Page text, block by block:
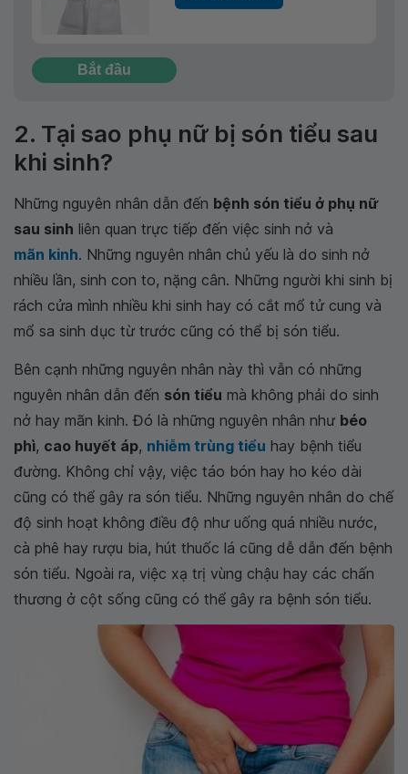
Bắt đầu
2. Tại sao phụ nữ bị són tiểu sau
khi sinh?
Những nguyên nhân dẫn đến bệnh són tiểu ở phụ nữ
sau sinh liên quan trực tiếp đến việc sinh nở và
mãn kinh. Những nguyên nhân chủ yếu là do sinh nở
nhiều lần, sinh con to, nặng cân. Những người khi sinh bị
rách cửa mình nhiều khi sinh hay có cắt mổ tử cung và
mổ sa sinh dục từ trước cũng có thể bị són tiểu.
Bên cạnh những nguyên nhân này thì vẫn có những
nguyên nhân dẫn đến són tiểu mà không phải do sinh
nở hay mãn kinh. Đó là những nguyên nhân như béo
phì, cao huyết áp, nhiễm trùng tiểu hay bệnh tiểu
đường. Không chỉ vậy, việc táo bón hay ho kéo dài
cũng có thể gây ra són tiểu. Những nguyên nhân do chế
độ sinh hoạt không điều độ như uống quá nhiều nước,
cà phê hay rượu bia, hút thuốc lá cũng dễ dẫn đến bệnh
són tiểu. Ngoài ra, việc xạ trị vùng chậu hay các chấn
thương ở cột sống cũng có thể gây ra bệnh són tiểu.